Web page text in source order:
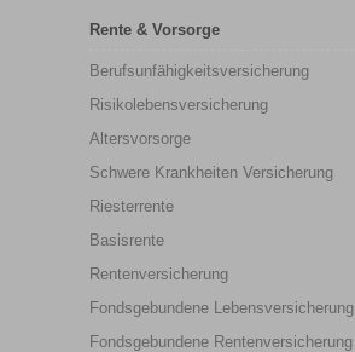
Rente & Vorsorge
Berufs­unfähigkeitsversicherung
Risikolebensversicherung
Altersvorsorge
Schwere Krankheiten Versicherung
Riesterrente
Basisrente
Rentenversicherung
Fondsgebundene Lebensversicherung
Fondsgebundene Rentenversicherung